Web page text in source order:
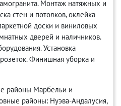
Монтаж натяжных и
стен и потолков, оклейка
доски и виниловых
дверей и наличников.
Установка
Финишная уборка и
районы Марбельи и
районы: Нуэва-Андалусия,